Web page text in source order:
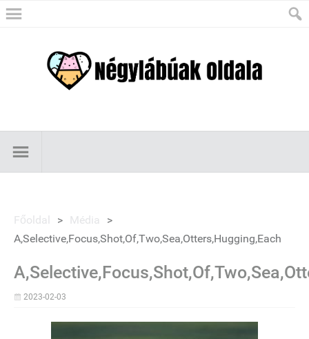
Főoldal > Média
>
A,Selective,Focus,Shot,Of,Two,Sea,Otters,Hugging,Each
2023-02-03